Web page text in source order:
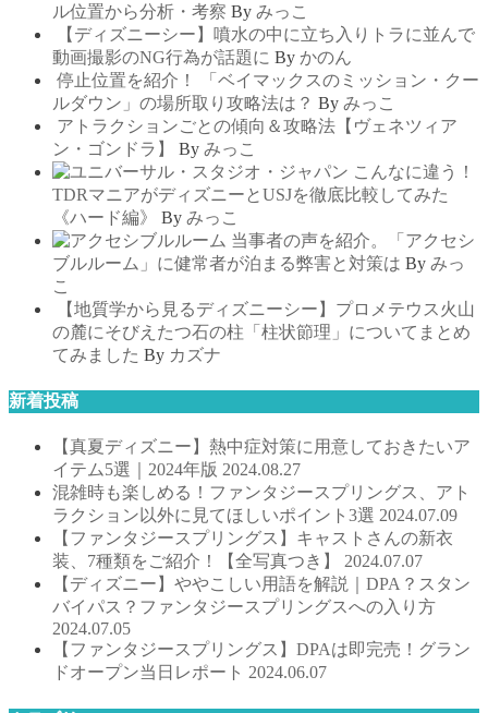
ル位置から分析・考察 By みっこ
【ディズニーシー】噴水の中に立ち入りトラに並んで
動画撮影のNG行為が話題に By かのん
停止位置を紹介！ 「ベイマックスのミッション・クー
ルダウン」の場所取り攻略法は？ By みっこ
アトラクションごとの傾向＆攻略法【ヴェネツィア
ン・ゴンドラ】
By みっこ
こんなに違う！
TDRマニアがディズニーとUSJを徹底比較してみた
《ハード編》
By みっこ
当事者の声を紹介。「アクセシ
ブルルーム」に健常者が泊まる弊害と対策は By みっ
こ
【地質学から見るディズニーシー】プロメテウス火山
の麓にそびえたつ石の柱「柱状節理」についてまとめ
てみました By カズナ
新着投稿
【真夏ディズニー】熱中症対策に用意しておきたいア
イテム5選｜2024年版 2024.08.27
混雑時も楽しめる！ファンタジースプリングス、アト
ラクション以外に見てほしいポイント3選 2024.07.09
【ファンタジースプリングス】キャストさんの新衣
装、7種類をご紹介！【全写真つき】 2024.07.07
【ディズニー】ややこしい用語を解説｜DPA？スタン
バイパス？ファンタジースプリングスへの入り方
2024.07.05
【ファンタジースプリングス】DPAは即完売！グラン
ドオープン当日レポート 2024.06.07